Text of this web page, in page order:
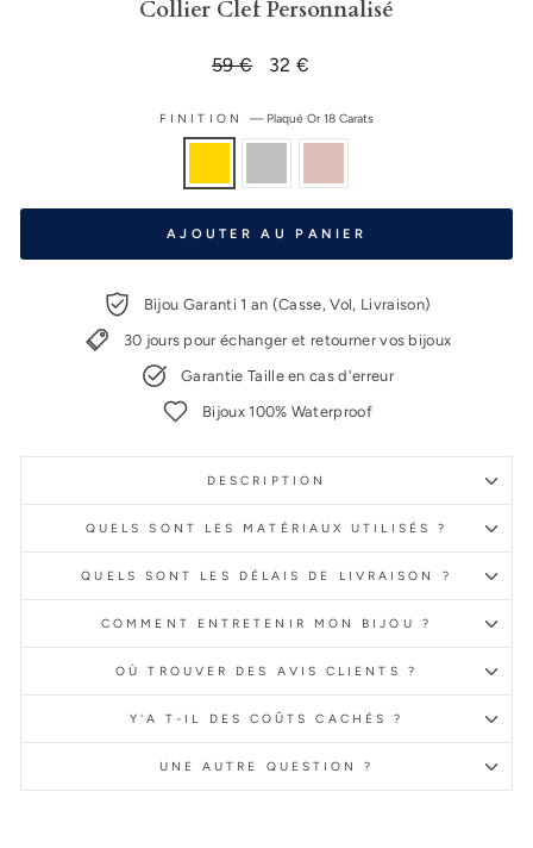
Collier Clef Personnalisé
Prix
59 €
Prix
32 €
FINITION — Plaqué Or 18 Carats
AJOUTER AU PANIER
Bijou Garanti 1 an (Casse, Vol, Livraison)
30 jours pour échanger et retourner vos bijoux
Garantie Taille en cas d'erreur
Bijoux 100% Waterproof
DESCRIPTION
QUELS SONT LES MATÉRIAUX UTILISÉS ?
QUELS SONT LES DÉLAIS DE LIVRAISON ?
COMMENT ENTRETENIR MON BIJOU ?
OÙ TROUVER DES AVIS CLIENTS ?
Y'A T-IL DES COÛTS CACHÉS ?
UNE AUTRE QUESTION ?